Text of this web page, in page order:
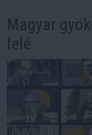
Magyar
felé